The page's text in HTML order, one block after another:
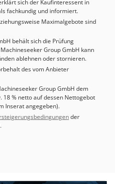
für Bauteile. * Zusätzlicher
und Elemente zur
Dreikralenspannfutter zum
* Messung von
* Form- und
von Automobil- und
*
und Einzelstücken.
PC DIMIS 2024.2,
August 2026. Die Maschine
Zustand. Auf Wunsch kann
Wartung,
sich der Kaufinteressent in
fachkundig und informiert.
Maximalgebote sind
behält sich die Prüfung
Group GmbH kann
ablehnen oder stornieren.
des vom Anbieter
Group GmbH dem
18 % netto auf dessen Nettogebot
Inserat angegeben).
der